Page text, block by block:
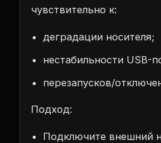
чувствительно к:
деградации носителя;
нестабильности USB-
перезапусков/
Подход:
Подключите внешний